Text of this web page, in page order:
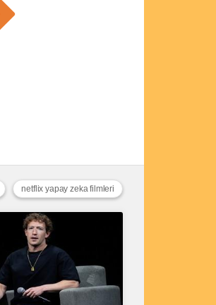
netflix yapay zeka filmleri